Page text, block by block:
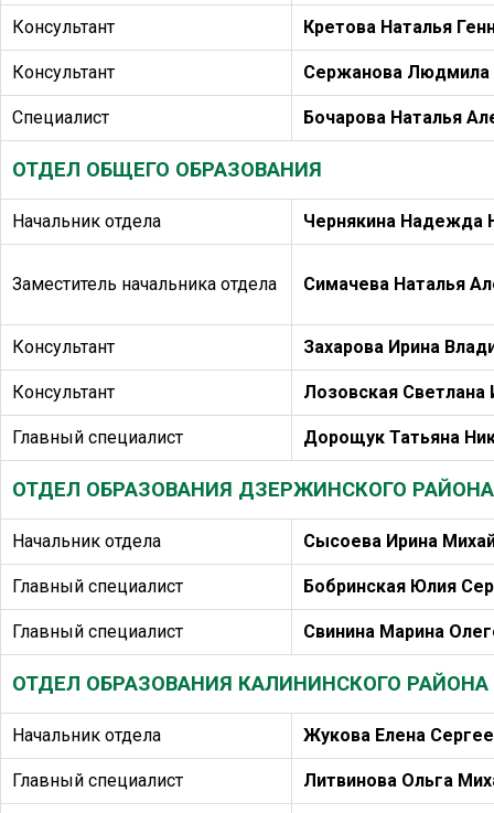
Консультант Кретова Наталья
Консультант Сержанова Людмила
Специалист Бочарова Наталья
ОТДЕЛ ОБЩЕГО ОБРАЗОВАНИЯ
Начальник отдела Чернякина Надежда
Заместитель начальника отдела Симачева Наталья
Консультант Захарова Ирина
Консультант Лозовская Светлана
Главный специалист Дорощук Татьяна
ОТДЕЛ ОБРАЗОВАНИЯ ДЗЕРЖИНСКОГО РАЙОНА
Начальник отдела Сысоева Ирина
Главный специалист Бобринская Юлия
Главный специалист Свинина Марина
ОТДЕЛ ОБРАЗОВАНИЯ КАЛИНИНСКОГО РАЙОНА
Начальник отдела Жукова Елена
Главный специалист Литвинова Ольга